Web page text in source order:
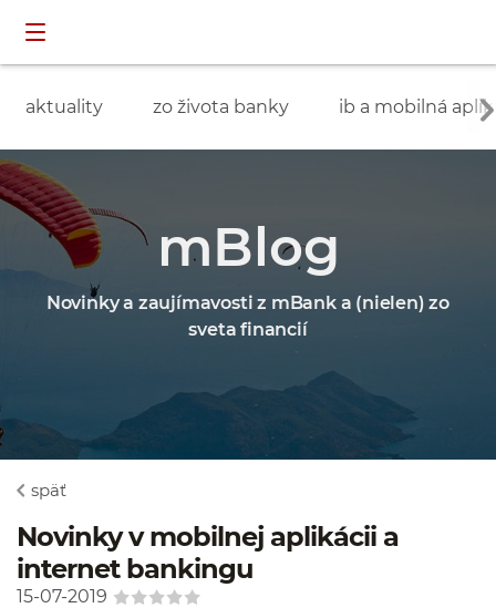
aktuality zo života banky ib a mobilná
mBlog
Novinky a zaujímavosti z mBank a (nielen) zo
sveta financií
späť
Novinky v mobilnej aplikácii a
internet bankingu
15-07-2019